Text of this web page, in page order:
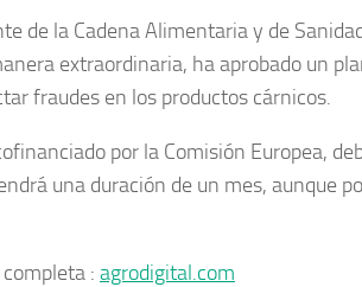
de la Cadena Alimentaria y de
extraordinaria, ha aprobado un
fraudes en los productos cárnicos.
por la Comisión Europea,
una duración de un mes, aunque
: agrodigital.com